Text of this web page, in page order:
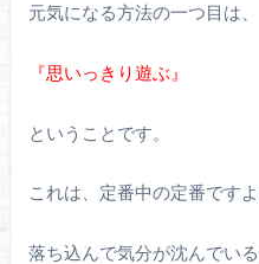
元気になる方法の一つ目は、
『思いっきり遊ぶ』
ということです。
これは、定番中の定番です
落ち込んで気分が沈んでい